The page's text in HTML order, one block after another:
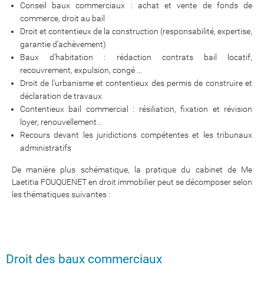
Conseil baux commerciaux : achat et vente de fonds de
commerce, droit au bail
Droit et contentieux de la construction (responsabilité, expertise,
garantie d'achèvement)
Baux d'habitation : rédaction contrats bail locatif,
recouvrement, expulsion, congé ...
Droit de l'urbanisme et contentieux des permis de construire et
déclaration de travaux
Contentieux bail commercial : résiliation, fixation et révision
loyer, renouvellement...
Recours devant les juridictions compétentes et les tribunaux
administratifs
De manière plus schématique, la pratique du cabinet de Me
Laetitia FOUQUENET en droit immobilier peut se décomposer selon
les thématiques suivantes :
Droit des baux commerciaux